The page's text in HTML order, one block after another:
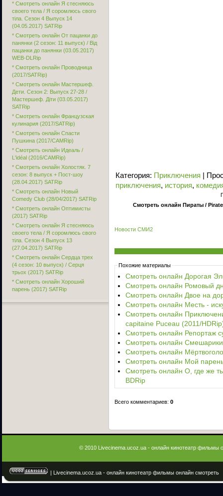
Категория: Приключения
приключения, история,
Смотреть онлайн Пираты /
Новости СМИ2
Похожие материалы
Смотреть онлайн Дорогая
Смотреть онлайн Ромовый
Смотреть онлайн Двое на
Смотреть онлайн Месть -
Смотреть онлайн
capitaine Puceau (2011/
Смотреть онлайн Репортаж
Смотреть онлайн
Смотреть онлайн
Смотреть онлайн Мой
Смотреть онлайн О, где же
BDRip
Всего комментариев: 0
* Смотреть онлайн Я стесняюсь
своего тела / Я соромлюсь свого
тіла. Сезон 4 Выпуск 14
(04.05.2017) SATRip
* Смотреть онлайн От пацанки до
панянки (2 сезон: 11 выпуск) / Від
пацанки до панянки (03.05.2017)
WEB-DLRip
* Смотреть онлайн Проводница
(2017/SATRip)
* Смотреть онлайн Мастершеф.
Дети. Сезон 2: Выпуск 27-28 /
Мастершеф. Діти (03.05.2017)
SATRip
* Смотреть онлайн Французская
кулинария (2017/SATRip)
* Смотреть онлайн Спасти
Пушкина (2017/CAMRip)
* Смотреть онлайн Идеаль /
L'idéal (2016/CAMRip)
* Смотреть онлайн Холостяк. 7
сезон: 8 выпуск + Пост-шоу
(28.04.2017) SATRip
* Смотреть онлайн Новый
Comedy Club (28/04/2017) SATRip
* Смотреть онлайн Оптимисты
(2017) SATRip
* Смотреть онлайн Я стесняюсь
своего тела / Я соромлюсь свого
тіла. Сезон 4 Выпуск 13
(27.04.2017) SATRip
* Смотреть онлайн Сердца трех
(4 сезон: 10 выпуск) / Серця
трьох (2017) SATRip
* Смотреть онлайн Хороший
парень (2017) SATRip
© 2010 Livecinema.ucoz.ua - онлайн кинотеатр фильмы
| Livecinema.ucoz.ua - онлайн кинотеатр фильмы онлайн смотреть